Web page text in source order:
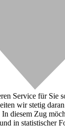
Service für Sie
wir stetig
In diesem Zug
in statistischer